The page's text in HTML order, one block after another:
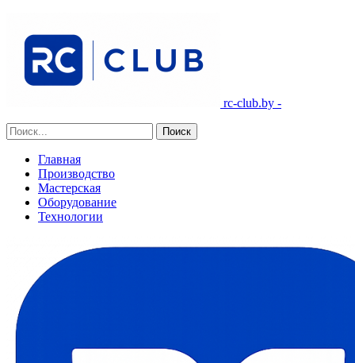
rc-club.by -
Главная
Производство
Мастерская
Оборудование
Технологии